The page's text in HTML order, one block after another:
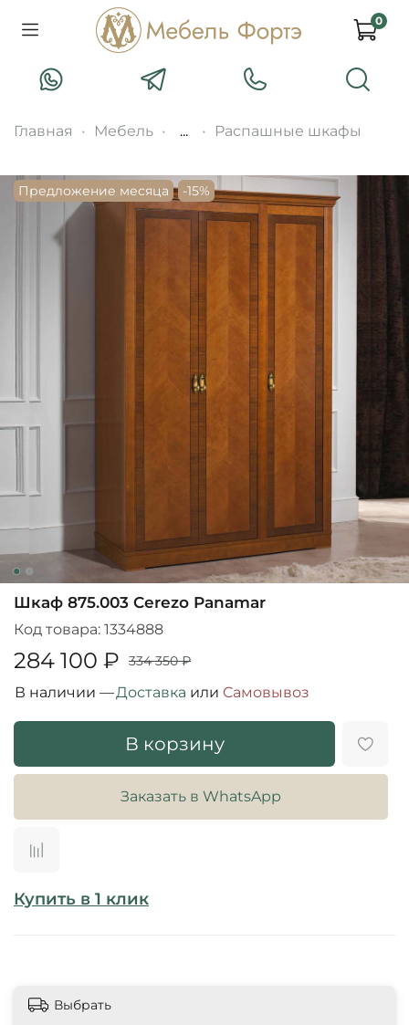
0
Главная Мебель ... Распашные шкафы
Предложение месяца -15%
Шкаф 875.003 Cerezo Panamar
Код товара: 1334888
284 100 ₽ 334 350 ₽
В корзину
Заказать в WhatsApp
Купить в 1 клик
В наличии —Доставка или Cамовывоз
Выбрать